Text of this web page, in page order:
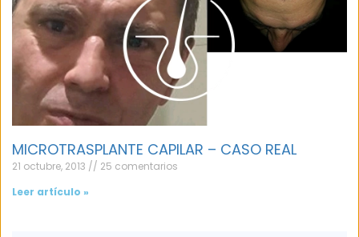
MICROTRASPLANTE CAPILAR – CASO REAL
21 octubre, 2013
25 comentarios
Leer artículo »